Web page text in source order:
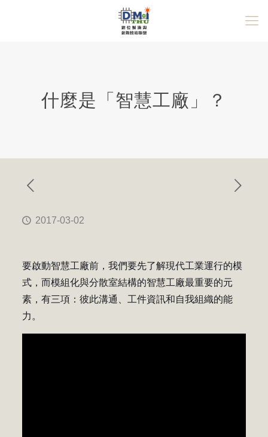
什麼是「智慧工廠」？
2017-03-02
要啟動智慧工廠前，我們要先了解現代工業運行的模
式，而模組化與分散室結構的智慧工廠最重要的元
素，有三項：彼此溝通、工件資訊和自我組織的能
力。